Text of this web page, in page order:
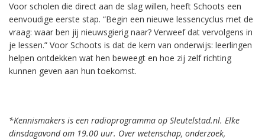
Voor scholen die direct aan de slag willen, heeft Schoots een
eenvoudige eerste stap. “Begin een nieuwe lessencyclus met de
vraag: waar ben jij nieuwsgierig naar? Verweef dat vervolgens in
je lessen.” Voor Schoots is dat de kern van onderwijs: leerlingen
helpen ontdekken wat hen beweegt en hoe zij zelf richting
kunnen geven aan hun toekomst.
*Kennismakers is een radioprogramma op Sleutelstad.nl. Elke
dinsdagavond om 19.00 uur. Over wetenschap, onderzoek,